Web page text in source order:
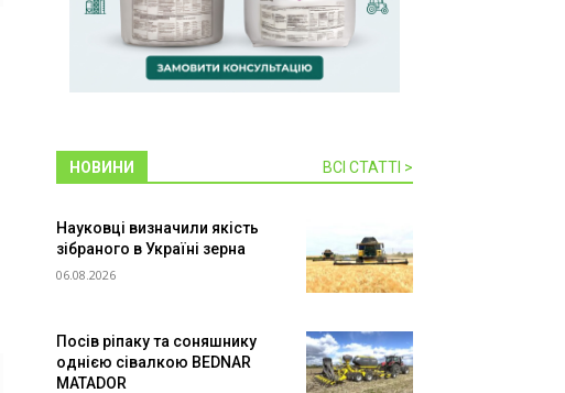
НОВИНИ ВСІ СТАТТІ >
Науковці визначили якість
зібраного в Україні зерна
06.08.2026
Посів ріпаку та соняшнику
однією сівалкою BEDNAR
MATADOR